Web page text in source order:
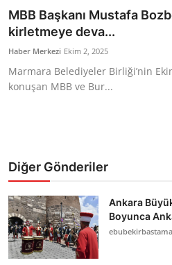
Resmi Reklamlar
MBB Başkanı Mustafa
kirletmeye deva...
Haber Merkezi Ekim 2, 2025
Marmara Belediyeler Birliği’nin
konuşan MBB ve Bur...
Diğer Gönderiler
Ankara
Boyunca
ebubekirbastama